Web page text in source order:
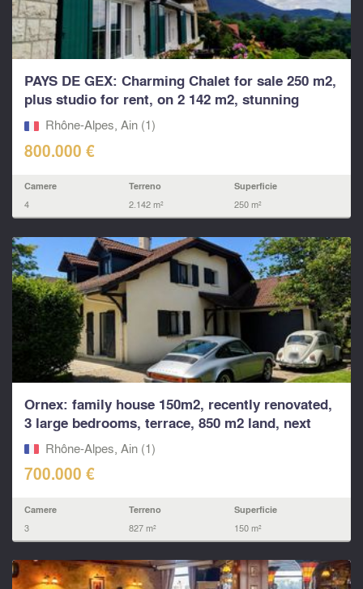
PAYS DE GEX: Charming Chalet for sale 250 m2,
plus studio for rent, on 2 142 m2, stunning
view...Rhône-Alpes, Ain (1)
800.000 €
Camere
4
Terreno
2.142 m²
Superficie
250 m²
Ornex: family house 150m2, recently renovated,
3 large bedrooms, terrace, 850 m2 land, next
primaryRhône-Alpes, Ain (1)
700.000 €
Camere
3
Terreno
827 m²
Superficie
150 m²